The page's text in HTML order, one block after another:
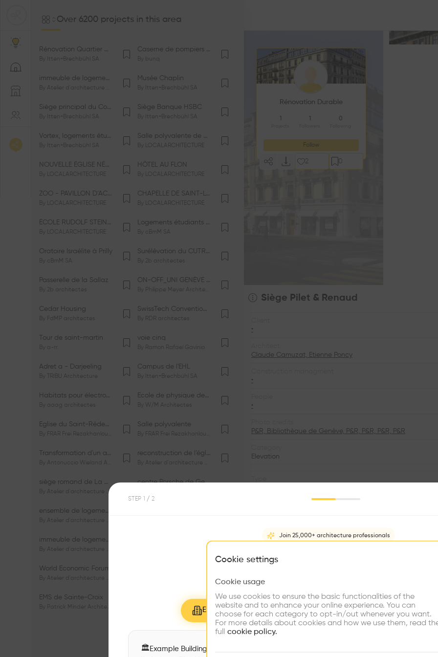
Over 6200 projects in this area
Rénovation Quartier de la Tourelle
By Itten+Brechbühl SA
Caserne de pompiers de Bernex-Confignon
By bunq
immeuble de logements HM-LGZD-PPE «Doctoresse-Champendal»
By Atelier d'architecture Jacques Bugna SA
Musée Chaplin
By Itten+Brechbühl SA
Siège principal du Comité International Olympique CIO
By Itten+Brechbühl SA
Siège Banque HSBC
By Itten+Brechbühl SA
Vortex, logements étudiants
By Itten+Brechbühl SA
Salle polyvalente de Le Vaud
By LOCALARCHITECTURE
NOUVELLE ÉGLISE NÉO-APOSTOLIQUE
By LOCALARCHITECTURE
HÔTEL AU FLON
By LOCALARCHITECTURE
ZOO - PAVILLON D’ACCUEIL DE LA GARENNE
By LOCALARCHITECTURE
CHAPELLE DE SAINT-LOUP
By LOCALARCHITECTURE
ÉCOLE RUDOLF STEINER DE GENÈVE
By LOCALARCHITECTURE
Logements étudiants à Serrières
By cBmM SA
Oratoire Israélite à Prilly
By cBmM SA
Surélévation du CUTR-CHUV
By 2b architectes
Passerelle de la Sallaz
By 2b architectes
ON-OFF_UNI GENÈVE Faculté de Psychologie
By Philippe Meyer Architecte
Cedar Housing
By FdMP architectes
SwissTech Convention Center
By RDR architectes
Tour de saint-martin
By a-rr.
voie cinq
By Ramon Rafael Gavinio
Adret a - Darjeeling
By TRIBU Architecture
Campus de l'EHL
By Itten+Brechbühl SA
Habitats pour électrosensibles (ES)
By aaag architectes
Ecole de physique des Houches
By W/M Architectes
Eglise du Saint-Rédempteur
By FRAR Frei Rezakhanlou SA
Salle polyvalente
By FRAR Frei Rezakhanlou SA
Transformation d'un appartement dans les vignes
By Antonuccio Wieland Architectes Sàrl
reconstruction de l’église du Lignon
By Atelier d'architecture Jacques Bugna SA
siège romand de La Mobilière
By Atelier d'architecture Jacques Bugna SA
centre Porsche de Genève
ensemble de logements HBM - HM - LGZD - PPE «Rieu-Malagnou»
By Atelier d'architecture Jacques Bugna SA
immeuble de logements HBM «Les Genêts»
By Atelier d'architecture Jacques Bugna SA
World Economic Forum
By Atelier d'architecture Jacques Bugna SA
EMS de Sainte-Croix
By Patrick Minder Architectes Sàrl
Complexe scolaire de Vigner
Patrick Minder Architectes Sàrl
Rénovation Durable
0
Follow
2 0
Siège Pilet & Renaud
•
Claude Camuzat, Etienne Poncy
•
•
P&R, Bibliothèque de Genève, P&R, P&R, P&R, P&R
Elevation
Volume
•
Descriptif
Ce bâtiment se trouve dans l'ancien quartier de la
anciennes fortifications de la Ville qui ont été
Georges-Favon, il a accueilli pendant longtemps les
façades largement ornementées dénotent un style
STEP / 2
Join 25,000+ architecture professionals
What brings you here?
Choose your primary interest to personalize your experience
Explore Buildings Find Firms Meet Talents
🏛 Example Buildings
Cookie settings
Cookie usage
We use cookies to ensure the basic functionalities of the
website and to enhance your online experience. You can
choose for each category to opt-in/out whenever you want.
For more details about cookies and how we use them, read
full
cookie policy.